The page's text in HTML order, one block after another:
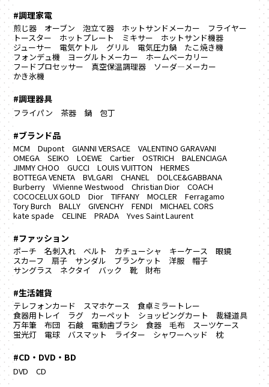
#調理家電
煎じ器 オーブン 泡立て器 ホットサンドメーカー
フライヤー
トースター
ホットプレート ミキサー
ホットサンド機器
ジューサー
電気ケトル グリル 電気圧力鍋
たこ焼き機
フォンデュ機
ヨーグルトメーカー
ホームベーカリー
フードプロセッサー
真空保温調理器
ソーダ―メーカー
かき氷機
#調理器具
フライパン 茶器 鍋 包丁
#ブランド品
MCM Dupont GIANNI VERSACE
VALENTINO GARAVANI
OMEGA
SEIKO LOEWE Cartier OSTRICH
BALENCIAGA
JIMMY CHOO
GUCCI LOUIS VUITTON
HERMES
BOTTEGA VENETA
BVLGARI CHANEL
DOLCE&GABBANA
Burberry
ViVienne Westwood Christian Dior
COACH
COCOCELUX GOLD
Dior TIFFANY MOCLER
Ferragamo
Tory Burch
BALLY GIVENCHY FENDI
MICHAEL CORS
kate spade
CELINE PRADA Yves Saint Laurent
#ファッション
ポーチ 名刺入れ ベルト カチューシャ キーケース
眼鏡
スカーフ
扇子 サンダル ブランケット 洋服
帽子
サングラス
ネクタイ バック 靴 財布
#生活雑貨
テレフォンカード スマホケース
食卓ミラートレー
食器用トレイ
ラグ カーペット ショッピングカート
裁縫道具
万年筆
布団 石鹸 電動歯ブラシ 食器 毛布
スーツケース
蛍光灯
電球 バスマット ライター シャワーヘッド 枕
#CD・DVD・BD
DVD CD